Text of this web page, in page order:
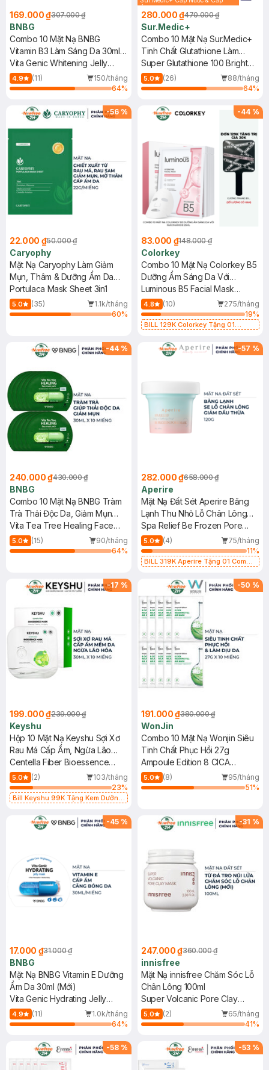
169.000 ₫307.000 ₫
BNBG
Combo 10 Mặt Nạ BNBG
Vitamin B3 Làm Sáng Da 30ml
(Mới)
Vita Genic Whitening Jelly
Mask
4.9 (11)
150/tháng
64%
280.000 ₫470.000 ₫
Sur.Medic+
Combo 10 Mặt Nạ Sur.Medic+
Tinh Chất Glutathione Làm
Sáng Da 30g
Super Glutathione 100 Bright
Mask
5.0 (26)
88/tháng
64%
-56 %
22.000 ₫50.000 ₫
Caryophy
Mặt Nạ Caryophy Làm Giảm
Mụn, Thâm & Dưỡng Ẩm Da
22g
Portulaca Mask Sheet 3in1
5.0 (35)
1.1k/tháng
60%
-44 %
83.000 ₫148.000 ₫
Colorkey
Combo 10 Mặt Nạ Colorkey B5
Dưỡng Ẩm Sáng Da Với
Niacinamide 25ml
Luminous B5 Facial Mask
Hydrating
4.8 (10)
275/tháng
19%
BILL 129K Colorkey Tặng 01
có hạn)
-44 %
240.000 ₫430.000 ₫
BNBG
Combo 10 Mặt Nạ BNBG Tràm
Trà Thải Độc Da, Giảm Mụn
30ml
Vita Tea Tree Healing Face
Mask Pack
5.0 (15)
90/tháng
64%
-57 %
282.000 ₫658.000 ₫
Aperire
Mặt Nạ Đất Sét Aperire Băng
Lạnh Thu Nhỏ Lỗ Chân Lông
120g
Spa Relief Be Frozen Pore
Mask
5.0 (4)
75/tháng
11%
BILL 319K Aperire Tặng 01 Combo
Cấp Ẩm 30g (SL có hạn)
-17 %
199.000 ₫239.000 ₫
Keyshu
Hộp 10 Mặt Nạ Keyshu Sợi Xơ
Rau Má Cấp Ẩm, Ngừa Lão
Hóa 30ml
Centella Fiber Bioessence
Mask
5.0 (2)
103/tháng
23%
Bill Keyshu 99K Tặng Kem Dưỡng
-50 %
191.000 ₫380.000 ₫
WonJin
Combo 10 Mặt Nạ Wonjin Siêu
Tinh Chất Phục Hồi 27g
Ampoule Edition 8 CICA
Relaxing Fill Air Mask
5.0 (8)
95/tháng
51%
-45 %
17.000 ₫31.000 ₫
BNBG
Mặt Nạ BNBG Vitamin E Dưỡng
Ẩm Da 30ml (Mới)
Vita Genic Hydrating Jelly
Mask
4.9 (11)
1.0k/tháng
64%
-31 %
247.000 ₫360.000 ₫
innisfree
Mặt Nạ innisfree Chăm Sóc Lỗ
Chân Lông 100ml
Super Volcanic Pore Clay
Mask
5.0 (2)
65/tháng
41%
-58 % -53 %